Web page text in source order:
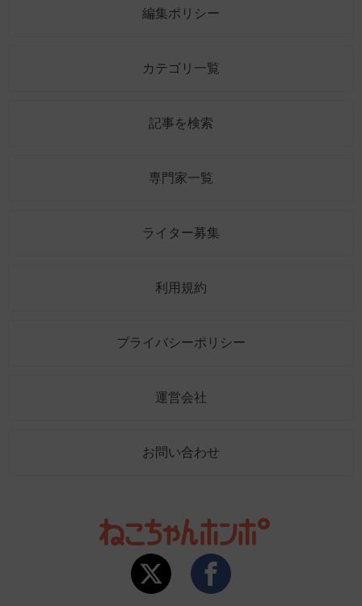
編集ポリシー
カテゴリ一覧
記事を検索
専門家一覧
ライター募集
利用規約
プライバシーポリシー
運営会社
お問い合わせ